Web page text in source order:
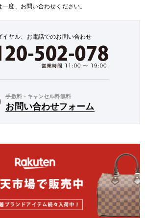
一度、お問い合わせください。
イヤル、お電話でのお問い合わせ
手数料・キャンセル料無料
お問い合わせフォーム